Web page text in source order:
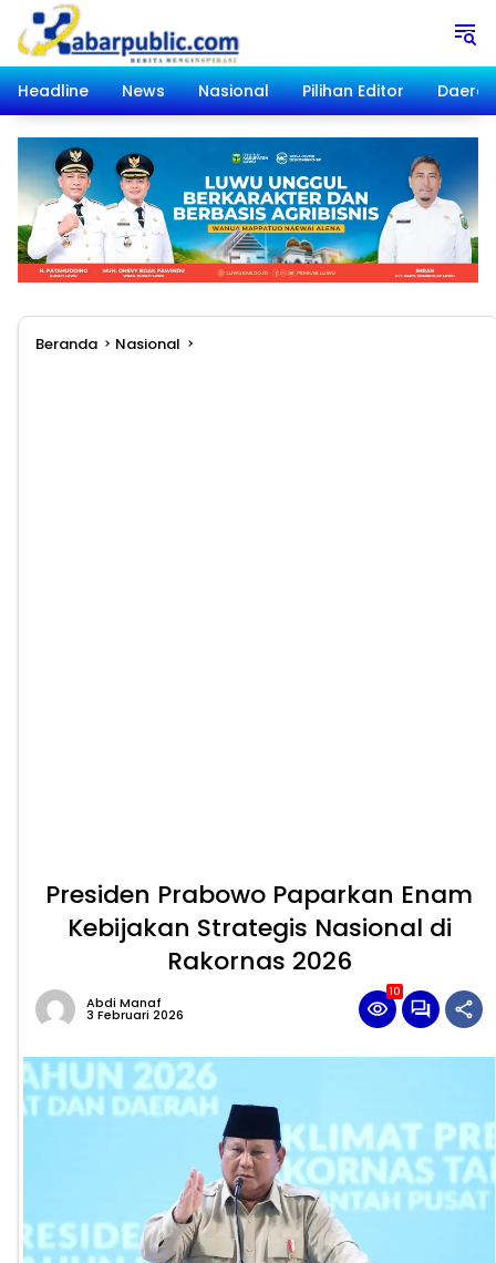
Langsung
konten
Headline
News Nasional Pilihan Editor Daerah
Beranda Nasional
Presiden Prabowo Paparkan Enam
Kebijakan Strategis Nasional di
Rakornas 2026
Abdi Manaf
3 Februari 2026
10